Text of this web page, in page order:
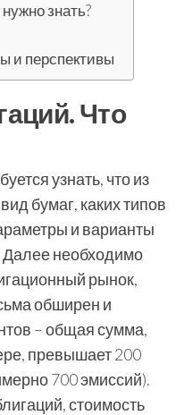
знать?
и перспективы
Что
узнать, что из
бумаг, каких типов
и варианты
необходимо
рынок,
обширен и
– общая сумма,
превышает 200
700 эмиссий).
стоимость